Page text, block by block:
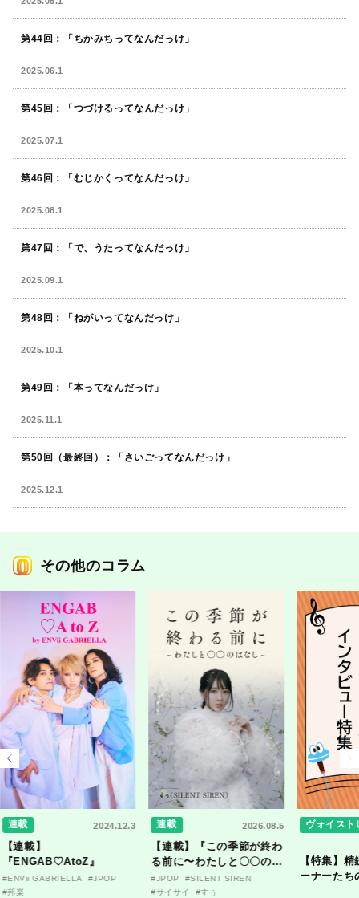
第44回：「ちかみちってなんだっけ」
2025.06.1
第45回：「つづけるってなんだっけ」
2025.07.1
第46回：「むじかくってなんだっけ」
2025.08.1
第47回：「で、うたってなんだっけ」
2025.09.1
第48回：「ねがいってなんだっけ」
2025.10.1
第49回：「本ってなんだっけ」
2025.11.1
第50回（最終回）：「さいごってなんだっけ」
2025.12.1
その他のコラム
連載 2024.12.3
【連載】
『ENGAB♡AtoZ』
#ENVii GABRIELLA
#JPOP
#邦楽
連載 2026.08.5
【連載】『この季節が終わ
る前に〜わたしと〇〇のは
なし〜』
#JPOP
#SILENT SIREN
#サイサイ
#すぅ
ヴォイスト
【特集】
ーナーたち